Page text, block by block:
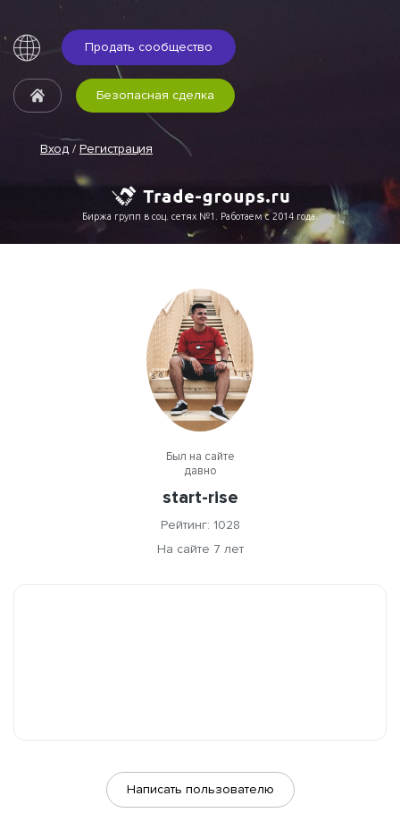
Продать сообщество
Вход / Регистрация
Безопасная сделка
Биржа групп в соц. сетях №1. Работаем с 2014 года.
Был на сайте
давно
start-rise
Рейтинг: 1028
На сайте 7 лет
Написать пользователю